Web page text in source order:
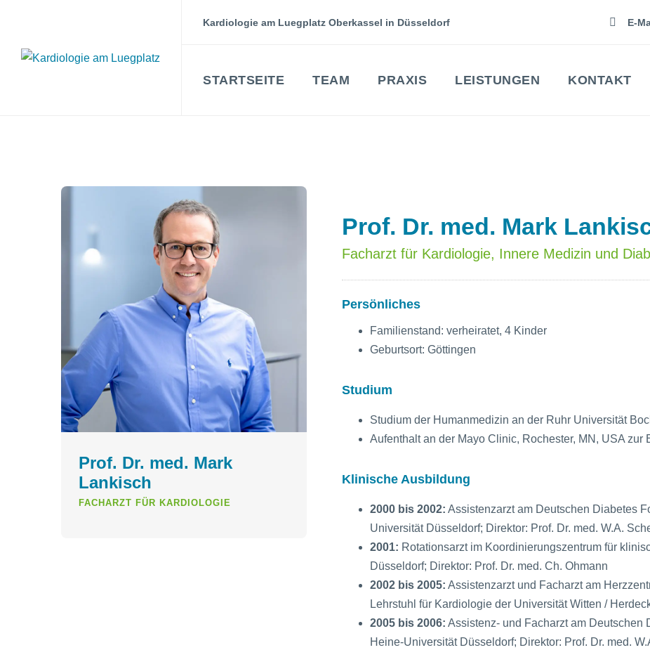
Kardiologie am Luegplatz Oberkassel in Düsseldorf E-
STARTSEITE TEAM PRAXIS LEISTUNGEN KONTAKT
Prof. Dr. med. Mark
Lankisch
FACHARZT FÜR KARDIOLOGIE
Prof. Dr. med. Mark
Facharzt für Kardiologie, Innere Medizin und
Persönliches
Familienstand: verheiratet, 4 Kinder
Geburtsort: Göttingen
Studium
Studium der Humanmedizin an der Ruhr Universität
Aufenthalt an der Mayo Clinic, Rochester, MN, USA
Klinische Ausbildung
2000 bis 2002: Assistenzarzt am Deutschen Diabetes
Universität Düsseldorf; Direktor: Prof. Dr. med. W.A.
2001: Rotationsarzt im Koordinierungszentrum für
Düsseldorf; Direktor: Prof. Dr. med. Ch. Ohmann
2002 bis 2005: Assistenzarzt und Facharzt am
Lehrstuhl für Kardiologie der Universität Witten /
2005 bis 2006: Assistenz- und Facharzt am
Heine-Universität Düsseldorf; Direktor: Prof. Dr. med.